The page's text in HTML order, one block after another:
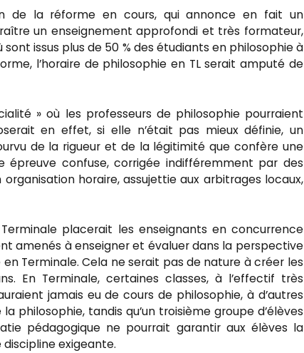
de la réforme en cours, qui annonce en fait un
un enseignement approfondi et très formateur,
sont issus plus de 50 % des étudiants en philosophie à
l’horaire de philosophie en TL serait amputé de
» où les professeurs de philosophie pourraient
en effet, si elle n’était pas mieux définie, un
de la rigueur et de la légitimité que confère une
épreuve confuse, corrigée indifféremment par des
horaire, assujettie aux arbitrages locaux,
placerait les enseignants en concurrence
amenés à enseigner et évaluer dans la perspective
Terminale. Cela ne serait pas de nature à créer les
En Terminale, certaines classes, à l’effectif très
jamais eu de cours de philosophie, à d’autres
philosophie, tandis qu’un troisième groupe d’élèves
pédagogique ne pourrait garantir aux élèves la
exigeante.